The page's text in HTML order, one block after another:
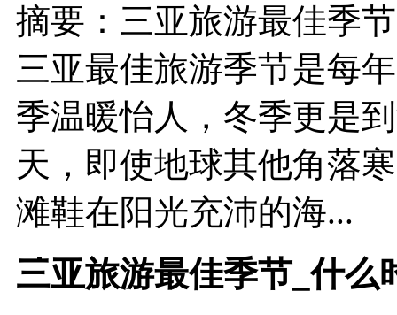
摘要：三亚旅游最佳季
三亚最佳旅游季节是每
季温暖怡人，冬季更是
天，即使地球其他角落
滩鞋在阳光充沛的海...
三亚旅游最佳季节_什么